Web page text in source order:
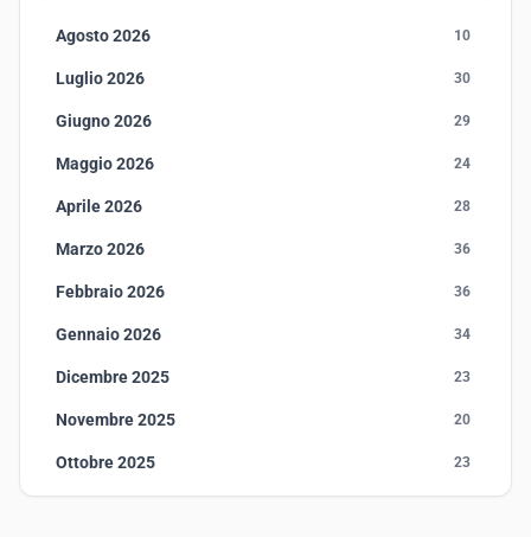
Agosto 2026 10
Luglio 2026 30
Giugno 2026 29
Maggio 2026 24
Aprile 2026 28
Marzo 2026 36
Febbraio 2026 36
Gennaio 2026 34
Dicembre 2025 23
Novembre 2025 20
Ottobre 2025 23